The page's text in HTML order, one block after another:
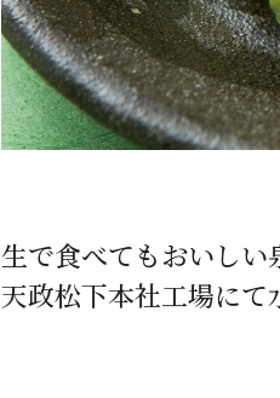
生で食べてもおいし
天政松下本社工場にて